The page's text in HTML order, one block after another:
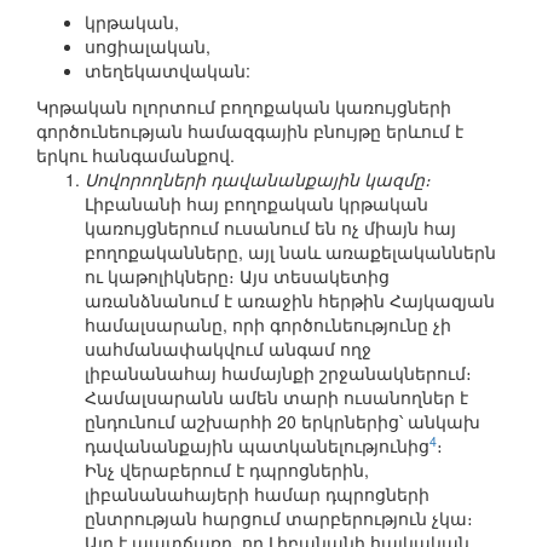
կրթական,
սոցիալական,
տեղեկատվական:
Կրթական ոլորտում բողոքական կառույցների
գործունեության համազգային բնույթը երևում է
երկու հանգամանքով.
Սովորողների դավանանքային կազմը։
Լիբանանի հայ բողոքական կրթական
կառույցներում ուսանում են ոչ միայն հայ
բողոքականները, այլ նաև առաքելականներն
ու կաթոլիկները։ Այս տեսակետից
առանձնանում է առաջին հերթին Հայկազյան
համալսարանը, որի գործունեությունը չի
սահմանափակվում անգամ ողջ
լիբանանահայ համայնքի շրջանակներում։
Համալսարանն ամեն տարի ուսանողներ է
ընդունում աշխարհի 20 երկրներից՝ անկախ
դավանանքային պատկանելությունից4։
Ինչ վերաբերում է դպրոցներին,
լիբանանահայերի համար դպրոցների
ընտրության հարցում տարբերություն չկա։